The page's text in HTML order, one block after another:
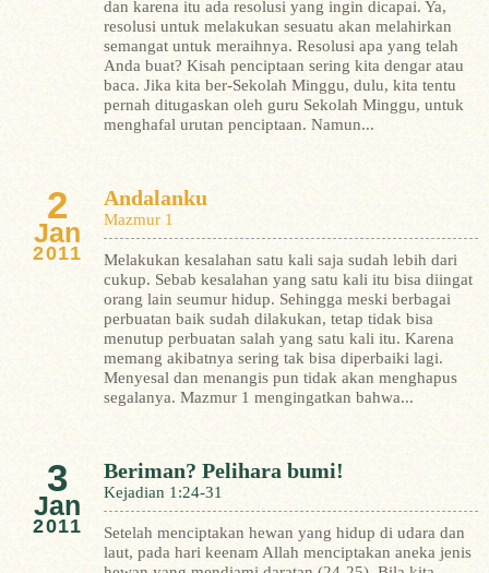
dan karena itu ada resolusi yang ingin dicapai. Ya,
resolusi untuk melakukan sesuatu akan melahirkan
semangat untuk meraihnya. Resolusi apa yang telah
Anda buat? Kisah penciptaan sering kita dengar atau
baca. Jika kita ber-Sekolah Minggu, dulu, kita tentu
pernah ditugaskan oleh guru Sekolah Minggu, untuk
menghafal urutan penciptaan. Namun...
2
Jan
2011
Andalanku
Mazmur 1
Melakukan kesalahan satu kali saja sudah lebih dari
cukup. Sebab kesalahan yang satu kali itu bisa diingat
orang lain seumur hidup. Sehingga meski berbagai
perbuatan baik sudah dilakukan, tetap tidak bisa
menutup perbuatan salah yang satu kali itu. Karena
memang akibatnya sering tak bisa diperbaiki lagi.
Menyesal dan menangis pun tidak akan menghapus
segalanya. Mazmur 1 mengingatkan bahwa...
3
Jan
2011
Beriman? Pelihara bumi!
Kejadian 1:24-31
Setelah menciptakan hewan yang hidup di udara dan
laut, pada hari keenam Allah menciptakan aneka jenis